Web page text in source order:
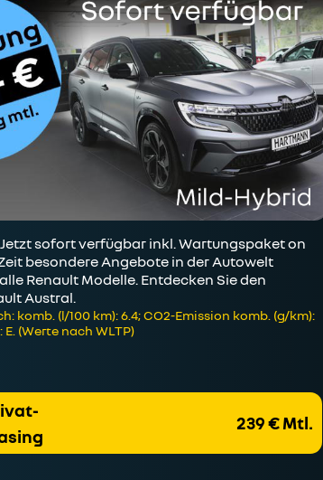
sofort verfügbar inkl. Wartungspaket on
besondere Angebote in der Autowelt
Renault Modelle. Entdecken Sie den
Austral.
komb. (l/100 km): 6.4; CO2-Emission komb. (g/km):
E. (Werte nach WLTP)
239 € Mtl.